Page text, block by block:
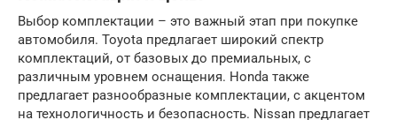
Выбор комплектации – это важный этап при покупке
автомобиля. Toyota предлагает широкий спектр
комплектаций, от базовых до премиальных, с
различным уровнем оснащения. Honda также
предлагает разнообразные комплектации, с акцентом
на технологичность и безопасность. Nissan предлагает